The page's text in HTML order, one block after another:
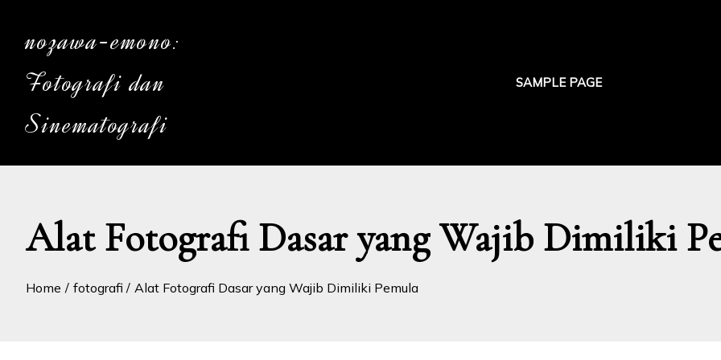
contentnozawa-emono:
Fotografi dan
Sinematografi
SAMPLE PAGE
Alat Fotografi Dasar yang Wajib Dimiliki
Home fotografi Alat Fotografi Dasar yang Wajib Dimiliki Pemula